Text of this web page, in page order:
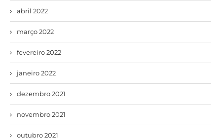
abril 2022
março 2022
fevereiro 2022
janeiro 2022
dezembro 2021
novembro 2021
outubro 2021